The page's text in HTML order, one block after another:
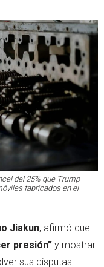
del 25% que Trump
fabricados en el
Jiakun, afirmó que
presión” y mostrar
sus disputas